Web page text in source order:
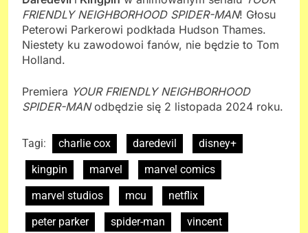
FRIENDLY NEIGHBORHOOD SPIDER-MAN! Głosu
Peterowi Parkerowi podkłada Hudson Thames.
Niestety ku zawodowoi fanów, nie będzie to Tom
Holland.
Premiera YOUR FRIENDLY NEIGHBORHOOD
SPIDER-MANodbędzie się 2 listopada 2024 roku.
Tagi: charlie cox daredevil
disney+
kingpin
marvel
marvel comics
marvel studios
mcu
netflix
peter parker
spider-man vincent